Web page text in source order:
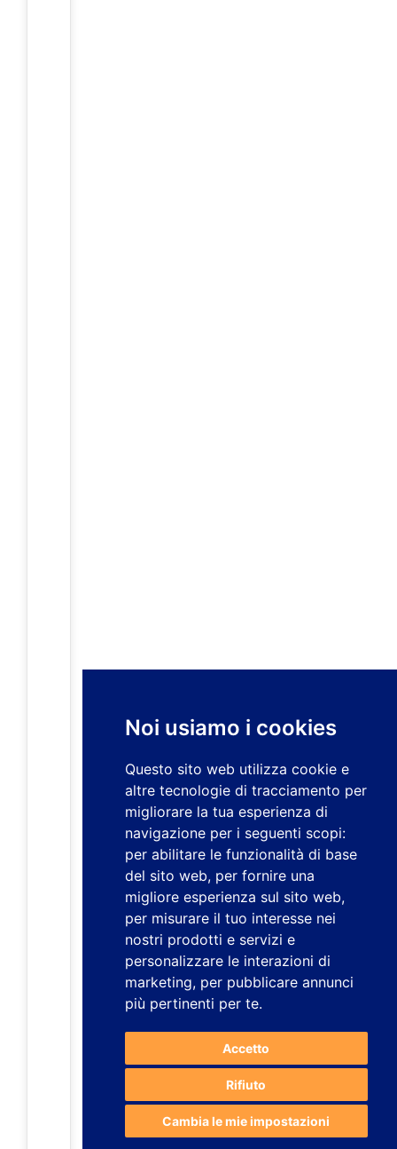
Noi usiamo i cookies
Questo sito web utilizza cookie e
altre tecnologie di tracciamento per
migliorare la tua esperienza di
navigazione per i seguenti scopi:
per abilitare le funzionalità di base
del sito web, per fornire una
migliore esperienza sul sito web,
per misurare il tuo interesse nei
nostri prodotti e servizi e
personalizzare le interazioni di
marketing, per pubblicare annunci
più pertinenti per te.
Accetto
Rifiuto
Cambia le mie impostazioni